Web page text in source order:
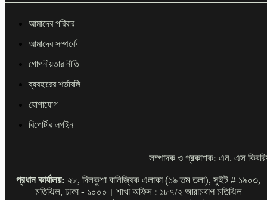
আমাদের পরিবার
আমাদের সম্পর্কে
গোপনীয়তার নীতি
ব্যবহারের শর্তাবলি
যোগাযোগ
রিপোর্টার লগইন
সম্পাদক ও প্রকাশক: এন. এস
প্রধান কার্যালয়: ২৮, দিলকুশা বানিজ্যিক এলাকা (১৯ তম তলা), সুইট # ১৯০৩,
মতিঝিল, ঢাকা - ১০০০। শাখা অফিস : ১৮৭/২ আরামবাগ মতিঝিল